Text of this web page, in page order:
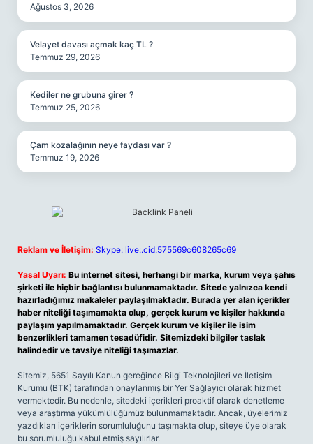
Ağustos 3, 2026
Velayet davası açmak kaç TL ?
Temmuz 29, 2026
Kediler ne grubuna girer ?
Temmuz 25, 2026
Çam kozalağının neye faydası var ?
Temmuz 19, 2026
Reklam ve İletişim: Skype: live:.cid.575569c608265c69
Yasal Uyarı: Bu internet sitesi, herhangi bir marka, kurum veya şahıs
şirketi ile hiçbir bağlantısı bulunmamaktadır. Sitede yalnızca kendi
hazırladığımız makaleler paylaşılmaktadır. Burada yer alan içerikler
haber niteliği taşımamakta olup, gerçek kurum ve kişiler hakkında
paylaşım yapılmamaktadır. Gerçek kurum ve kişiler ile isim
benzerlikleri tamamen tesadüfidir. Sitemizdeki bilgiler taslak
halindedir ve tavsiye niteliği taşımazlar.
Sitemiz, 5651 Sayılı Kanun gereğince Bilgi Teknolojileri ve İletişim
Kurumu (BTK) tarafından onaylanmış bir Yer Sağlayıcı olarak hizmet
vermektedir. Bu nedenle, sitedeki içerikleri proaktif olarak denetleme
veya araştırma yükümlülüğümüz bulunmamaktadır. Ancak, üyelerimiz
yazdıkları içeriklerin sorumluluğunu taşımakta olup, siteye üye olarak
bu sorumluluğu kabul etmiş sayılırlar.